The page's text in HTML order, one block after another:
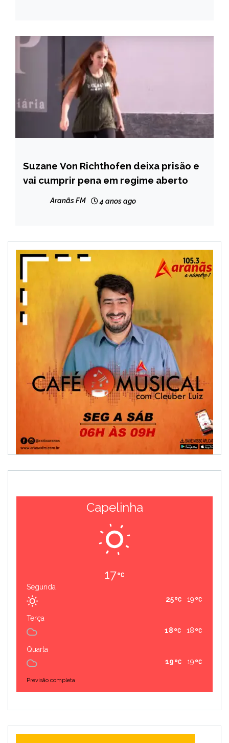
BRASIL
NOTÍCIAS
Suzane Von Richthofen deixa prisão e
vai cumprir pena em regime aberto
Aranãs FM 4 anos ago
Capelinha
17
Segunda
19
25
Terça
18
18
Quarta
19
19
Previsão completa